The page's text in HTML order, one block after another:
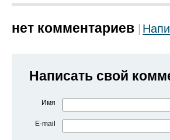
нет комментариев
Написать свой
Имя
E-mail